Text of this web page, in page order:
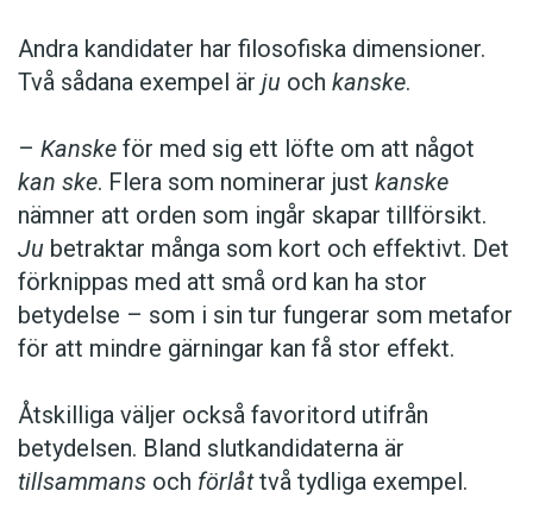
Andra kandidater har filosofiska dimensioner.
Två sådana exempel är ju och kanske.
– Kanske för med sig ett löfte om att något
kan ske. Flera som nominerar just kanske
nämner att orden som ingår skapar tillförsikt.
Ju betraktar många som kort och effektivt. Det
förknippas med att små ord kan ha stor
betydelse – som i sin tur fungerar som metafor
för att mindre gärningar kan få stor effekt.
Åtskilliga väljer också favoritord utifrån
betydelsen. Bland slutkandidaterna är
tillsammans och förlåttvå tydliga exempel.